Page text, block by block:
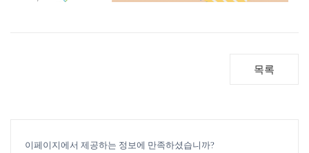
목록
이페이지에서 제공하는 정보에 만족하셨습니까?